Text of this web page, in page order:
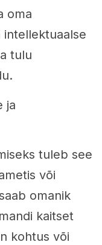
oma
intellektuaalse
tulu
ja
tuleb see
või
omanik
kaitset
kohtus või